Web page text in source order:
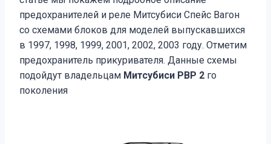
предохранителей и реле Митсубиси Спейс Вагон
со схемами блоков для моделей выпускавшихся
в 1997, 1998, 1999, 2001, 2002, 2003 году. Отметим
предохранитель прикуривателя. Данные схемы
подойдут владельцам Митсубиси РВР 2 го
поколения